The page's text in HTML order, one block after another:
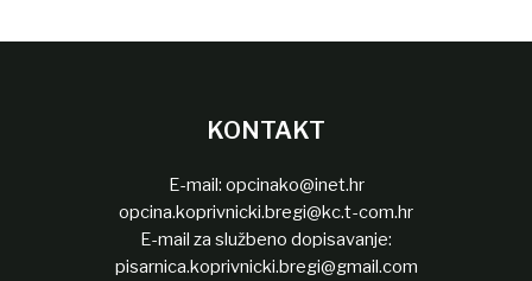
KONTAKT
E-mail: opcinako@inet.hr
opcina.koprivnicki.bregi@kc.t-com.hr
E-mail za službeno dopisavanje:
pisarnica.koprivnicki.bregi@gmail.com